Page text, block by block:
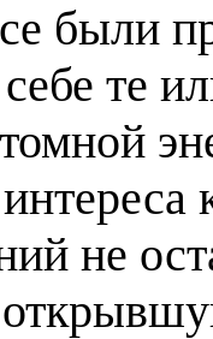
были
те
не